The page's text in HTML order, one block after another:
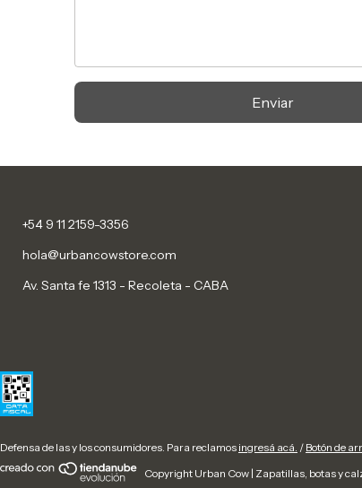
Enviar
+54 9 11 2159-3356
hola@urbancowstore.com
Av. Santa fe 1313 - Recoleta - CABA
Defensa de las y los consumidores. Para reclamos ingresá acá. / Botón de
Copyright Urban Cow | Zapatillas, botas y